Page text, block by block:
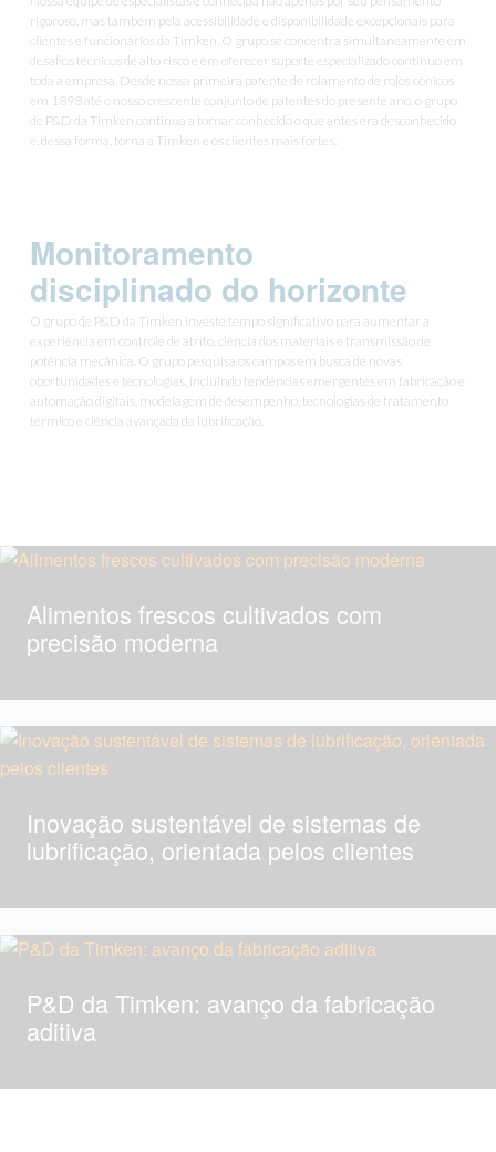
rigoroso, mas também pela acessibilidade e disponibilidade excepcionais para
clientes e funcionários da Timken. O grupo se concentra simultaneamente em
desafios técnicos de alto risco e em oferecer suporte especializado contínuo em
toda a empresa. Desde nossa primeira patente de rolamento de rolos cônicos
em 1898 até o nosso crescente conjunto de patentes do presente ano, o grupo
de P&D da Timken continua a tornar conhecido o que antes era desconhecido
e, dessa forma, torna a Timken e os clientes mais fortes.
Monitoramento
disciplinado do horizonte
O grupo de P&D da Timken investe tempo significativo para aumentar a
experiência em controle de atrito, ciência dos materiais e transmissão de
potência mecânica. O grupo pesquisa os campos em busca de novas
oportunidades e tecnologias, incluindo tendências emergentes em fabricação e
automação digitais, modelagem de desempenho, tecnologias de tratamento
térmico e ciência avançada da lubrificação.
Alimentos frescos cultivados com
precisão moderna
Inovação sustentável de sistemas de
lubrificação, orientada pelos clientes
P&D da Timken: avanço da fabricação
aditiva